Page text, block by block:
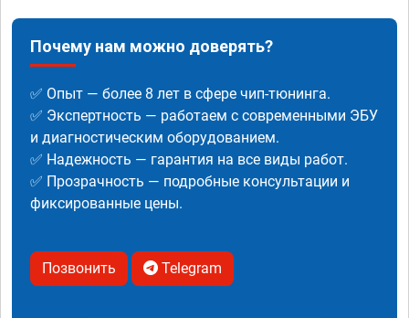
Почему нам можно доверять?
✅ Опыт — более 8 лет в сфере чип-тюнинга.
✅ Экспертность — работаем с современными ЭБУ
и диагностическим оборудованием.
✅ Надежность — гарантия на все виды работ.
✅ Прозрачность — подробные консультации и
фиксированные цены.
Позвонить Telegram